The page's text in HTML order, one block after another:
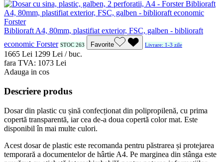
Biblioraft A4, 80mm, plastifiat exterior, FSC, galben - biblioraft
economic Forster STOC 263 Favorite Livrare: 1-3 zile
1665 Lei 1299 Lei / buc.
fara TVA: 1073 Lei
Adauga in cos
Descriere produs
Dosar din plastic cu șină confecționat din polipropilenă, cu prima
copertă transparentă, iar cea de-a doua copertă color mat. Este
disponibil în mai multe culori.
Acest dosar de plastic este recomanda pentru păstrarea și protejarea
temporară a documentelor de hârtie A4. Pe marginea din stânga este